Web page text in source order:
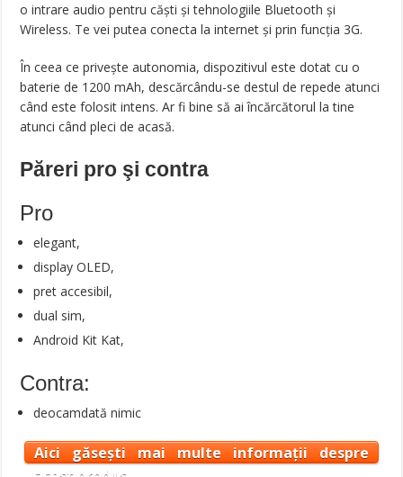
o intrare audio pentru căști și tehnologiile Bluetooth și
Wireless. Te vei putea conecta la internet și prin funcția 3G.
În ceea ce privește autonomia, dispozitivul este dotat cu o
baterie de 1200 mAh, descărcându-se destul de repede atunci
când este folosit intens. Ar fi bine să ai încărcătorul la tine
atunci când pleci de acasă.
Păreri pro şi contra
Pro
elegant,
display OLED,
pret accesibil,
dual sim,
Android Kit Kat,
Contra:
deocamdată nimic
Aici găsești mai multe informații despre